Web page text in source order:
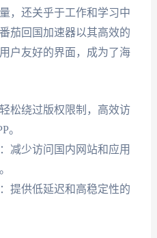
，还关乎于工作和学习中
茄回国加速器以其高效的
户友好的界面，成为了海
松绕过版权限制，高效访
。
减少访问国内网站和应用
提供低延迟和高稳定性的